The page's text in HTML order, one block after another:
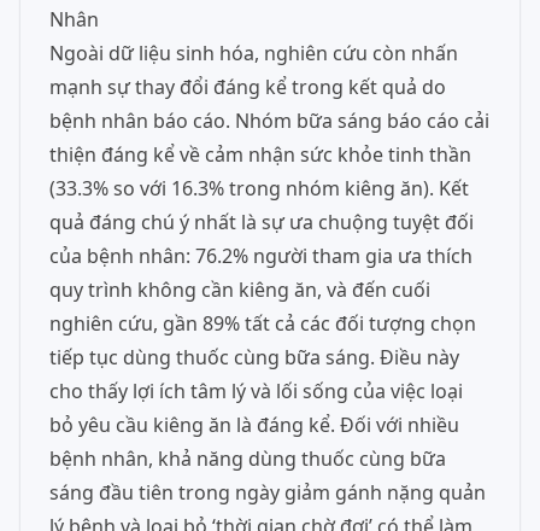
Nhân
Ngoài dữ liệu sinh hóa, nghiên cứu còn nhấn
mạnh sự thay đổi đáng kể trong kết quả do
bệnh nhân báo cáo. Nhóm bữa sáng báo cáo cải
thiện đáng kể về cảm nhận sức khỏe tinh thần
(33.3% so với 16.3% trong nhóm kiêng ăn). Kết
quả đáng chú ý nhất là sự ưa chuộng tuyệt đối
của bệnh nhân: 76.2% người tham gia ưa thích
quy trình không cần kiêng ăn, và đến cuối
nghiên cứu, gần 89% tất cả các đối tượng chọn
tiếp tục dùng thuốc cùng bữa sáng. Điều này
cho thấy lợi ích tâm lý và lối sống của việc loại
bỏ yêu cầu kiêng ăn là đáng kể. Đối với nhiều
bệnh nhân, khả năng dùng thuốc cùng bữa
sáng đầu tiên trong ngày giảm gánh nặng quản